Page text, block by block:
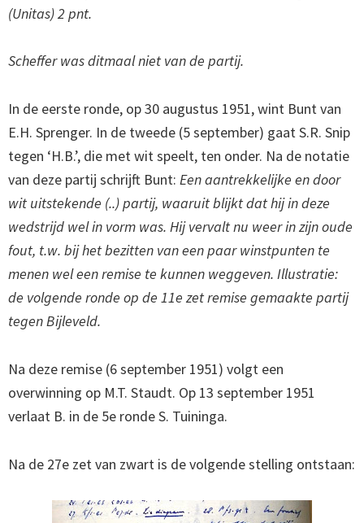
(Unitas) 2 pnt.
Scheffer was ditmaal niet van de partij.
In de eerste ronde, op 30 augustus 1951, wint Bunt van
E.H. Sprenger. In de tweede (5 september) gaat S.R. Snip
tegen ‘H.B.’, die met wit speelt, ten onder. Na de notatie
van deze partij schrijft Bunt: Een aantrekkelijke en door
wit uitstekende (..) partij, waaruit blijkt dat hij in deze
wedstrijd wel in vorm was. Hij vervalt nu weer in zijn oude
fout, t.w. bij het bezitten van een paar winstpunten te
menen wel een remise te kunnen weggeven. Illustratie:
de volgende ronde op de 11e zet remise gemaakte partij
tegen Bijleveld.
Na deze remise (6 september 1951) volgt een
overwinning op M.T. Staudt. Op 13 september 1951
verlaat B. in de 5e ronde S. Tuininga.
Na de 27e zet van zwart is de volgende stelling ontstaan: